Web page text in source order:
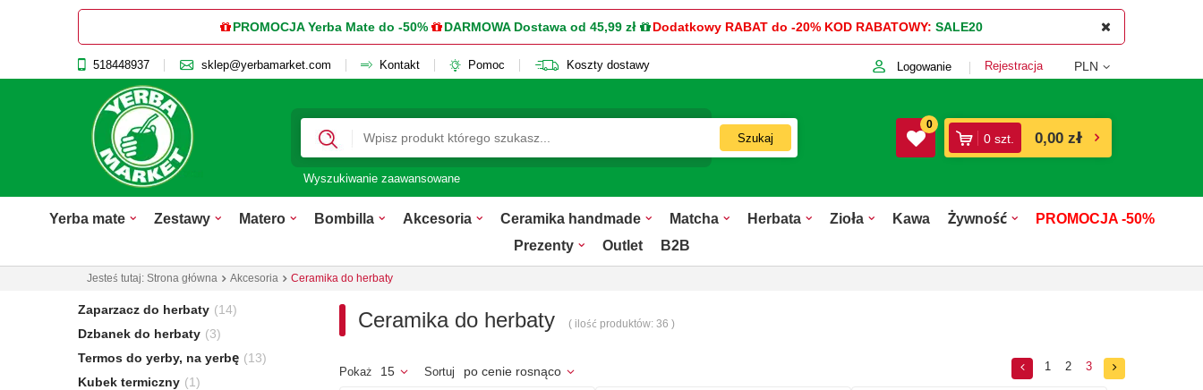
PROMOCJA Yerba Mate do -50% DARMOWA Dostawa od 45,99 zł Dodatkowy RABAT do -20% KOD RABATOWY: SALE20
518448937 sklep@yerbamarket.com Kontakt Pomoc Koszty dostawy Logowanie Rejestracja PLN
Szukaj
Wyszukiwanie zaawansowane
0
0 szt. 0,00 zł
Yerba mate Zestawy Matero Bombilla Akcesoria Ceramika handmade Matcha Herbata Zioła Kawa Żywność
PROMOCJA -50%
Prezenty
Outlet B2B
Jesteś tutaj: Strona główna Akcesoria Ceramika do herbaty
Zaparzacz do herbaty (14)
Dzbanek do herbaty (3)
Termos do yerby, na yerbę (13)
Kubek termiczny (1)
Ceramika do herbaty ( ilość produktów: 36 )
Pokaż 15 Sortuj po cenie rosnąco 1 2 3